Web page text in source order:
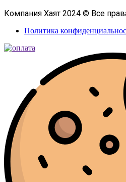
Компания Хаят 2024 © Все
Политика